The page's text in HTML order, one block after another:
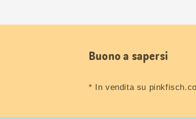
Buono a sapersi
* In vendita su